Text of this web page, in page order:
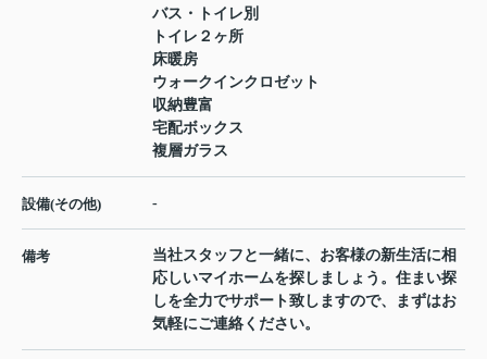
バス・トイレ別
トイレ２ヶ所
床暖房
ウォークインクロゼット
収納豊富
宅配ボックス
複層ガラス
設備(その他) -
備考
当社スタッフと一緒に、お客様の新生活に相
応しいマイホームを探しましょう。住まい探
しを全力でサポート致しますので、まずはお
気軽にご連絡ください。